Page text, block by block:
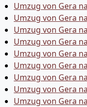
Umzug von Gera
Umzug von Gera
Umzug von Gera
Umzug von Gera
Umzug von Gera
Umzug von Gera
Umzug von Gera
Umzug von Gera
Umzug von Gera